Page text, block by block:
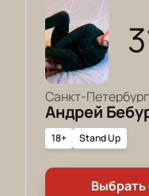
Санкт-
Андрей
18+ Stand Up